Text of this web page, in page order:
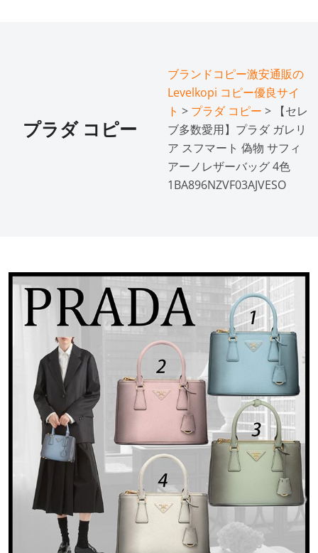
プラダ コピー
ブランドコピー激安通販の
Levelkopi コピー優良サイ
ト > プラダ コピー > 【セレ
ブ多数愛用】プラダ ガレリ
ア スフマート 偽物 サフィ
アーノレザーバッグ 4色
1BA896NZVF03AJVESO​